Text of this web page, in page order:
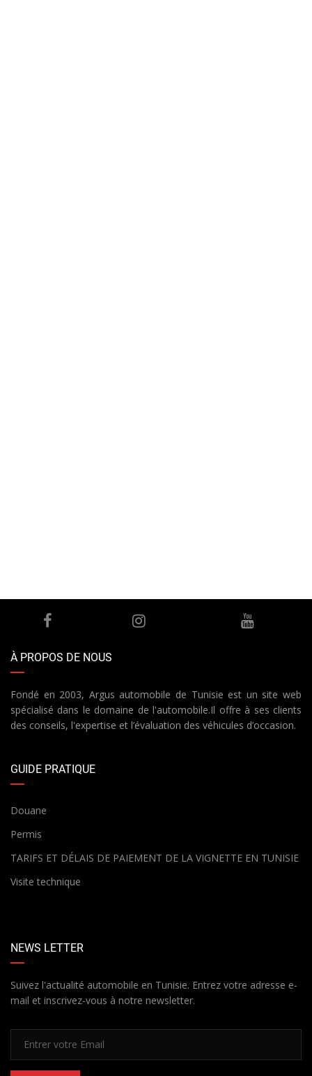
À PROPOS DE NOUS
Fondé en 2003, Argus automobile de Tunisie est un site web
spécialisé dans le domaine de l'automobile.Il offre à ses clients
des conseils, l'expertise et l’évaluation des véhicules d’occasion.
GUIDE PRATIQUE
Douane
Permis
TARIFS ET DÉLAIS DE PAIEMENT DE LA VIGNETTE EN TUNISIE
Visite technique
NEWS LETTER
Suivez l'actualité automobile en Tunisie. Entrez votre adresse e-
mail et inscrivez-vous à notre newsletter.